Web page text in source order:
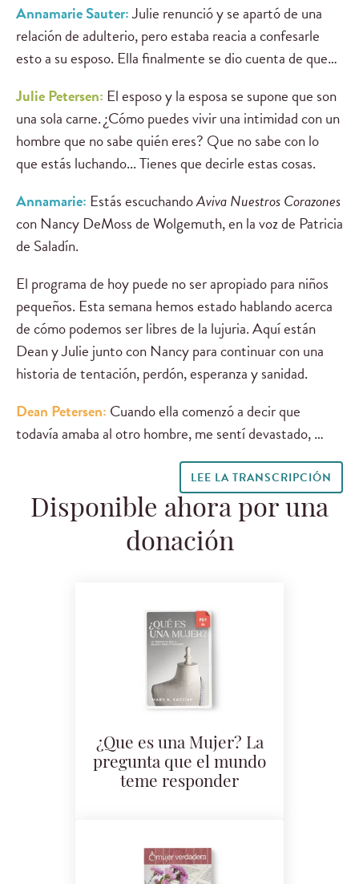
Annamarie Sauter:Julie renunció y se apartó de una
relación de adulterio, pero estaba reacia a confesarle
esto a su esposo. Ella finalmente se dio cuenta de que…
Julie Petersen: El esposo y la esposa se supone que son
una sola carne. ¿Cómo puedes vivir una intimidad con un
hombre que no sabe quién eres? Que no sabe con lo
que estás luchando... Tienes que decirle estas cosas.
Annamarie: Estás escuchandoAviva Nuestros Corazones
con Nancy DeMoss de Wolgemuth, en la voz de Patricia
de Saladín.
El programa de hoy puede no ser apropiado para niños
pequeños. Esta semana hemos estado hablando acerca
de cómo podemos ser libres de la lujuria. Aquí están
Dean y Julie junto con Nancy para continuar con una
historia de tentación, perdón, esperanza y sanidad.
Dean Petersen: Cuando ella comenzó a decir que
todavía amaba al otro hombre, me sentí devastado, …
LEE LA TRANSCRIPCIÓN
Disponible ahora por una
donación
¿Que es una Mujer? La
pregunta que el mundo
teme responder